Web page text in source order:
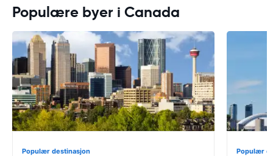
Populære byer i Canada
Populær destinasjon Populær